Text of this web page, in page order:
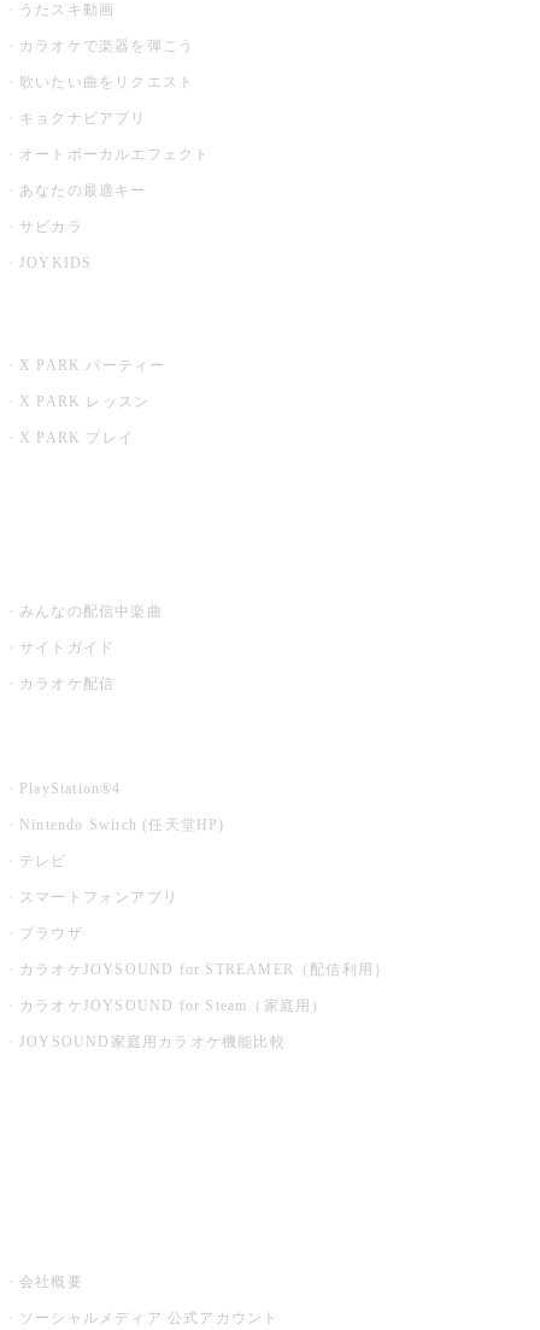
うたスキ動画
カラオケで楽器を弾こう
歌いたい曲をリクエスト
キョクナビアプリ
オートボーカルエフェクト
あなたの最適キー
サビカラ
JOYKIDS
X PARK パーティー
X PARK レッスン
X PARK プレイ
みんなの配信中楽曲
サイトガイド
カラオケ配信
PlayStation®4
Nintendo Switch (任天堂HP)
テレビ
スマートフォンアプリ
ブラウザ
カラオケJOYSOUND for STREAMER（配信利用）
カラオケJOYSOUND for Steam（家庭用）
JOYSOUND家庭用カラオケ機能比較
会社概要
ソーシャルメディア 公式アカウント